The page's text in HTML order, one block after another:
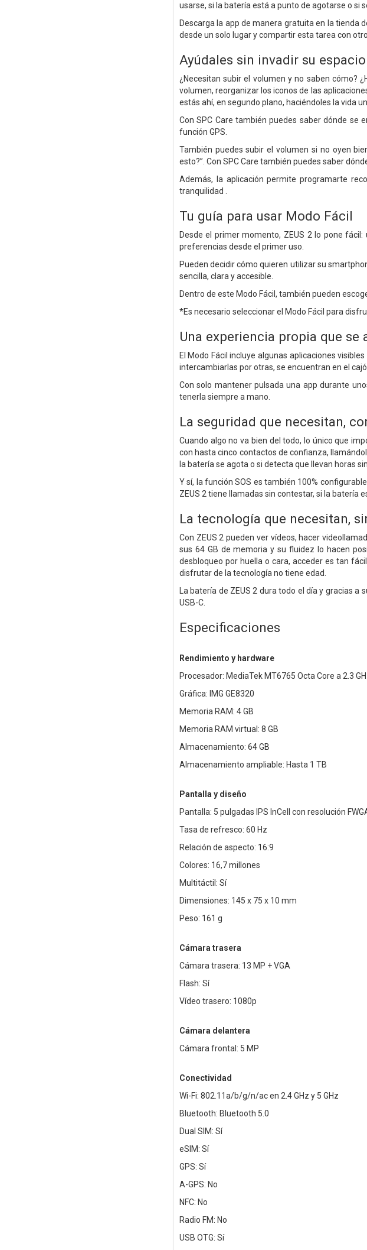
usarse, si la batería está a punto de agotarse o si
Descarga la app de manera gratuita en la tienda
desde un solo lugar y compartir esta tarea con
Ayúdales sin invadir su
¿Necesitan subir el volumen y no saben cómo?
volumen, reorganizar los iconos de las
estás ahí, en segundo plano, haciéndoles la vida
Con SPC Care también puedes saber dónde se
función GPS.
También puedes subir el volumen si no oyen
esto?”. Con SPC Care también puedes saber
Además, la aplicación permite programarte
tranquilidad .
Tu guía para usar Modo Fácil
Desde el primer momento, ZEUS 2 lo pone
preferencias desde el primer uso.
Pueden decidir cómo quieren utilizar su
sencilla, clara y accesible.
Dentro de este Modo Fácil, también pueden
*Es necesario seleccionar el Modo Fácil para
Una experiencia propia que se
El Modo Fácil incluye algunas aplicaciones
intercambiarlas por otras, se encuentran en el
Con solo mantener pulsada una app durante
tenerla siempre a mano.
La seguridad que necesitan,
Cuando algo no va bien del todo, lo único que
con hasta cinco contactos de confianza,
la batería se agota o si detecta que llevan horas
Y sí, la función SOS es también 100%
ZEUS 2 tiene llamadas sin contestar, si la batería
La tecnología que necesitan,
Con ZEUS 2 pueden ver vídeos, hacer
sus 64 GB de memoria y su fluidez lo hacen
desbloqueo por huella o cara, acceder es tan
disfrutar de la tecnología no tiene edad.
La batería de ZEUS 2 dura todo el día y gracias
USB-C.
Especificaciones
Rendimiento y hardware
Procesador: MediaTek MT6765 Octa Core a 2.3
Gráfica: IMG GE8320
Memoria RAM: 4 GB
Memoria RAM virtual: 8 GB
Almacenamiento: 64 GB
Almacenamiento ampliable: Hasta 1 TB
Pantalla y diseño
Pantalla: 5 pulgadas IPS InCell con resolución
Tasa de refresco: 60 Hz
Relación de aspecto: 16:9
Colores: 16,7 millones
Multitáctil: Sí
Dimensiones: 145 x 75 x 10 mm
Peso: 161 g
Cámara trasera
Cámara trasera: 13 MP + VGA
Flash: Sí
Vídeo trasero: 1080p
Cámara delantera
Cámara frontal: 5 MP
Conectividad
Wi-Fi: 802.11a/b/g/n/ac en 2.4 GHz y 5 GHz
Bluetooth: Bluetooth 5.0
Dual SIM: Sí
eSIM: Sí
GPS: Sí
A-GPS: No
NFC: No
Radio FM: No
USB OTG: Sí